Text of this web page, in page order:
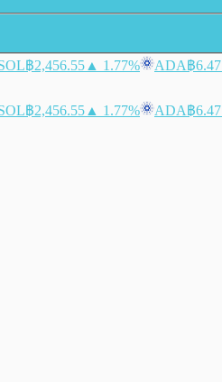
฿2,456.55 ▲ 1.77% ADA฿6.47
฿2,456.55 ▲ 1.77% ADA฿6.47